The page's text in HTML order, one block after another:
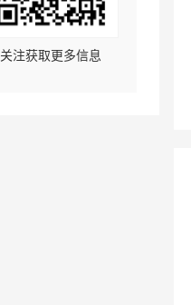
关注获取更多信息